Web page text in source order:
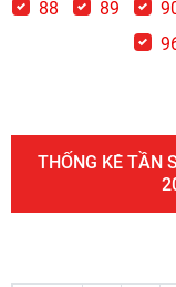
88
89
THỐNG KÊ TẦN